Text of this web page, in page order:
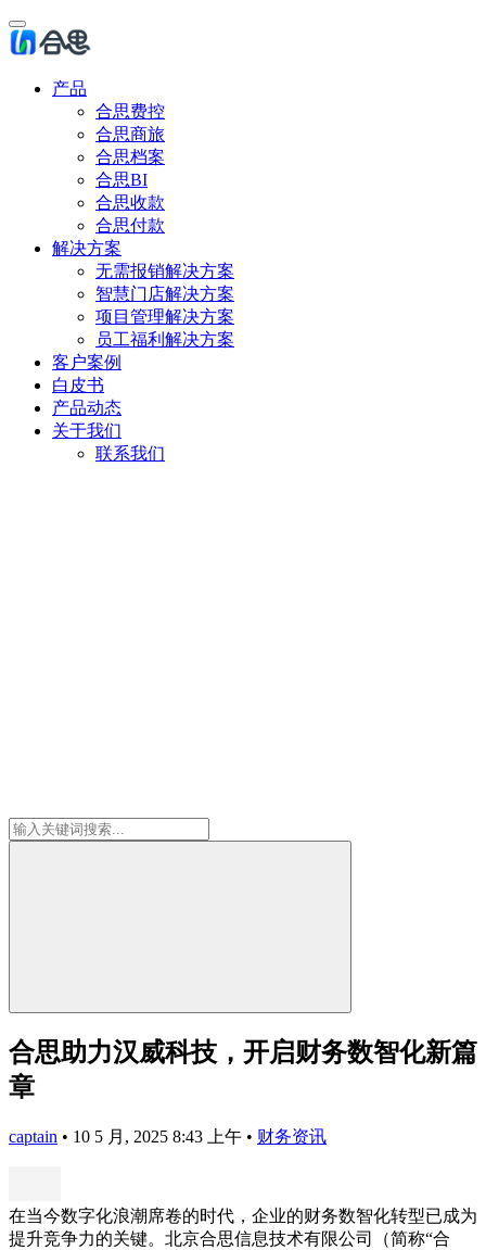
产品
合思费控
合思商旅
合思档案
合思BI
合思收款
合思付款
解决方案
无需报销解决方案
智慧门店解决方案
项目管理解决方案
员工福利解决方案
客户案例
白皮书
产品动态
关于我们
联系我们
合思助力汉威科技，开启财务数智化新篇
章
captain • 10 5 月, 2025 8:43 上午 • 财务资讯
在当今数字化浪潮席卷的时代，企业的财务数智化转型已成为
提升竞争力的关键。北京合思信息技术有限公司（简称“合